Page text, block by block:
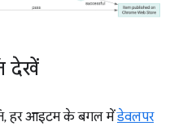
देखें
हर आइटम के बगल मेंडेवलपर